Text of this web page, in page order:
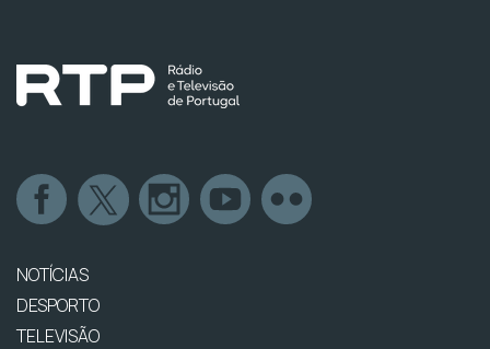
NOTÍCIAS
DESPORTO
TELEVISÃO